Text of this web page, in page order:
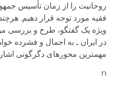
روحانيت را از زمان تأسيس
فقيه مورد توجه قرار دهيم.
ويژه يک گفتگو، طرح و بررسی
در ايران ـ به اجمال و فشرده
مهمترين محورهای دگرگونی
n